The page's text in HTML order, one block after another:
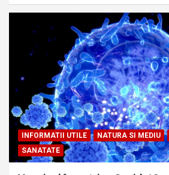
INFORMATII UTILE NATURA SI MEDIU
SANATATE